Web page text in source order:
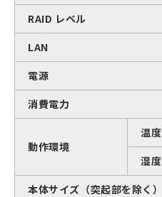
RAID レベル
LAN
電源
消費電力
動作環境
温度
湿度
本体サイズ（突起部を除く）